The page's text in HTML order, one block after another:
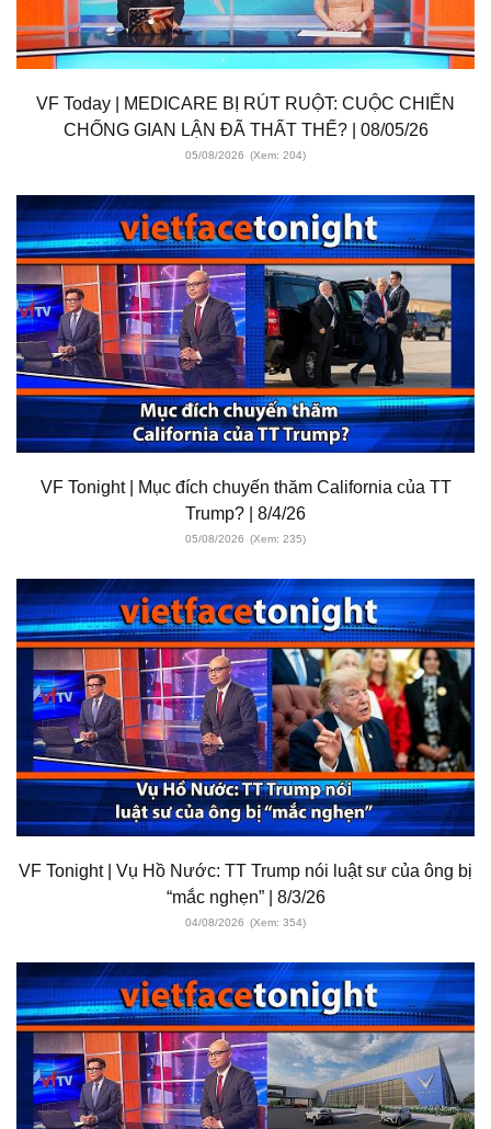
VF Today | MEDICARE BỊ RÚT RUỘT: CUỘC CHIẾN
CHỐNG GIAN LẬN ĐÃ THẤT THẾ? | 08/05/26
05/08/2026 (Xem: 204)
VF Tonight | Mục đích chuyến thăm California của TT
Trump? | 8/4/26
05/08/2026 (Xem: 235)
VF Tonight | Vụ Hồ Nước: TT Trump nói luật sư của ông bị
“mắc nghẹn” | 8/3/26
04/08/2026 (Xem: 354)